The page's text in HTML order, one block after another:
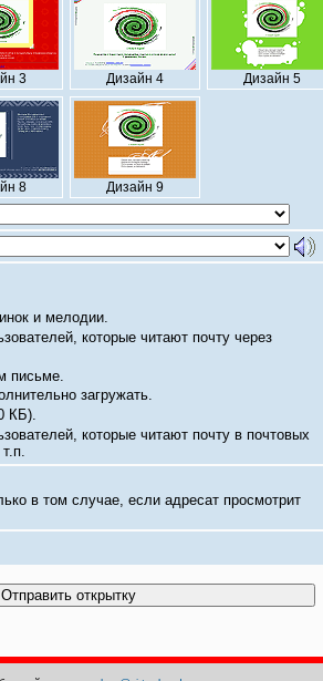
3 Дизайн 4 Дизайн 5
8 Дизайн 9
и мелодии.
которые читают почту через
письме.
загружать.
КБ).
которые читают почту в почтовых
в том случае, если адресат просмотрит